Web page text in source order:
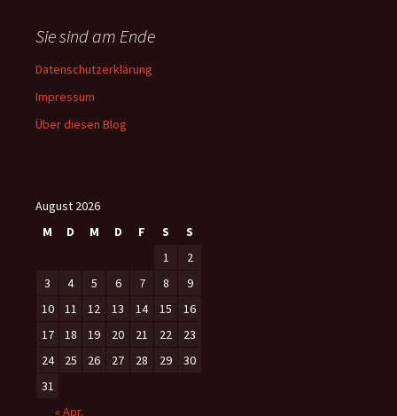
Sie sind am Ende
Datenschutzerklärung
Impressum
Über diesen Blog
August 2026
M
D M D F S
S
1
2
3
4 5 6 7 8
9
10
11 12 13 14 15
16
17
18 19 20 21 22
23
24
25 26 27 28 29
30
31
« Apr.